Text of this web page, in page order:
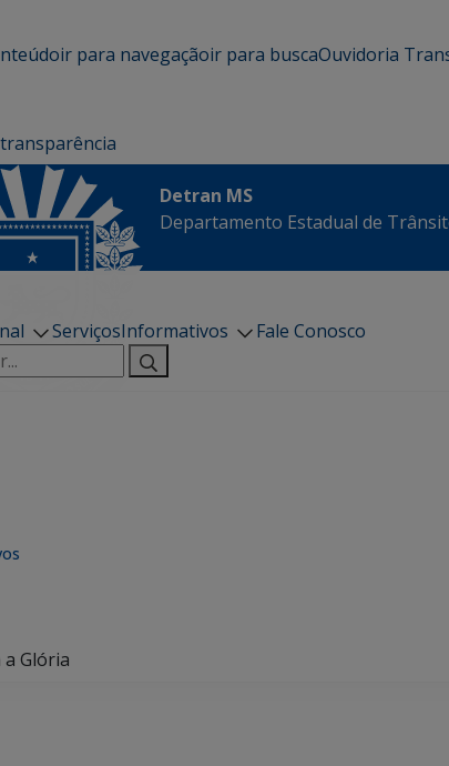
ir para navegaçãoir para buscaOuvidoria
transparência
Detran MS
Departamento Estadual de
ServiçosInformativos
Fale Conosco
a Glória